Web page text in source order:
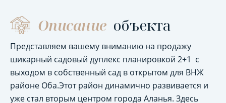
Описание объекта
Представляем вашему вниманию на продажу
шикарный садовый дуплекс планировкой 2+1 с
выходом в собственный сад в открытом для ВНЖ
районе Оба.Этот район динамично развивается и
уже стал вторым центром города Аланья. Здесь